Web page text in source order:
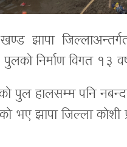
झापा
निर्माण विगत १३
पुल हालसम्म पनि नबन्दा
भए झापा जिल्ला कोशी